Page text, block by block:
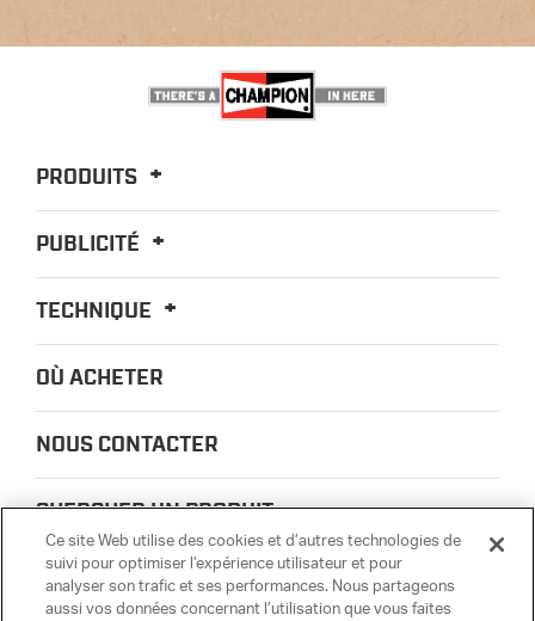
PRODUITS
PUBLICITÉ
TECHNIQUE
OÙ ACHETER
NOUS CONTACTER
CHERCHER UN PRODUIT
À PROPOS DE NOUS
Ce site Web utilise des cookies et d’autres technologies de
suivi pour optimiser l’expérience utilisateur et pour
analyser son trafic et ses performances. Nous partageons
aussi vos données concernant l’utilisation que vous faites